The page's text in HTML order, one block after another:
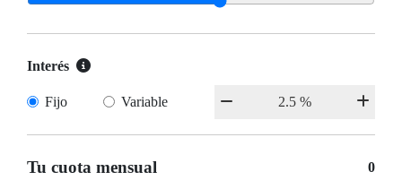
Interés
Fijo Variable
Tu cuota mensual 0